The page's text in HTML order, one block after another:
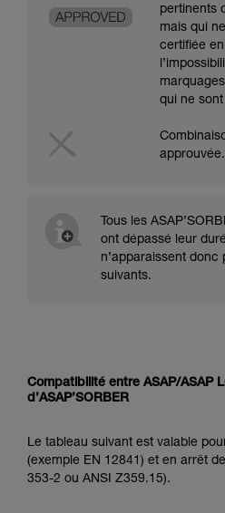
pertinents
mais qui
certifiée
qui ne
approuvée.
Tous les
ont dépassé leur
n’apparaissent donc
suivants.
Compatibilité entre ASAP/ASAP
d’ASAP’SORBER
Le tableau suivant est valable
(exemple EN 12841) et en arrêt
353-2 ou ANSI Z359.15).